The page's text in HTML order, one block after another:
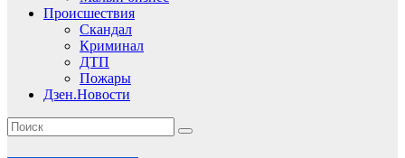
Происшествия
Скандал
Криминал
ДТП
Пожары
Дзен.Новости